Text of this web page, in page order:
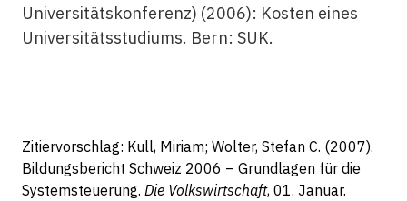
Universitätskonferenz) (2006): Kosten eines
Universitätsstudiums. Bern: SUK.
Zitiervorschlag: Kull, Miriam; Wolter, Stefan C. (2007).
Bildungsbericht Schweiz 2006 – Grundlagen für die
Systemsteuerung. Die Volkswirtschaft, 01. Januar.